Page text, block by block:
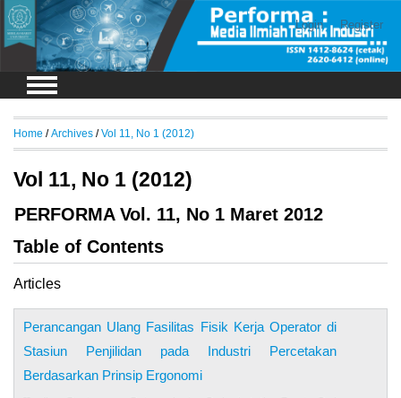
Login Register
Home /Archives /Vol 11, No 1 (2012)
Vol 11, No 1 (2012)
PERFORMA Vol. 11, No 1 Maret 2012
Table of Contents
Articles
Perancangan Ulang Fasilitas Fisik Kerja Operator di
Stasiun Penjilidan pada Industri Percetakan
Berdasarkan Prinsip Ergonomi